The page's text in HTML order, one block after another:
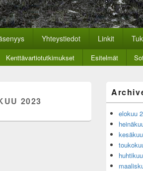
Yhteystiedot Linkit
Kenttävartiotutkimukset Esitelmät
2023
Sidebar
Areaelokuu